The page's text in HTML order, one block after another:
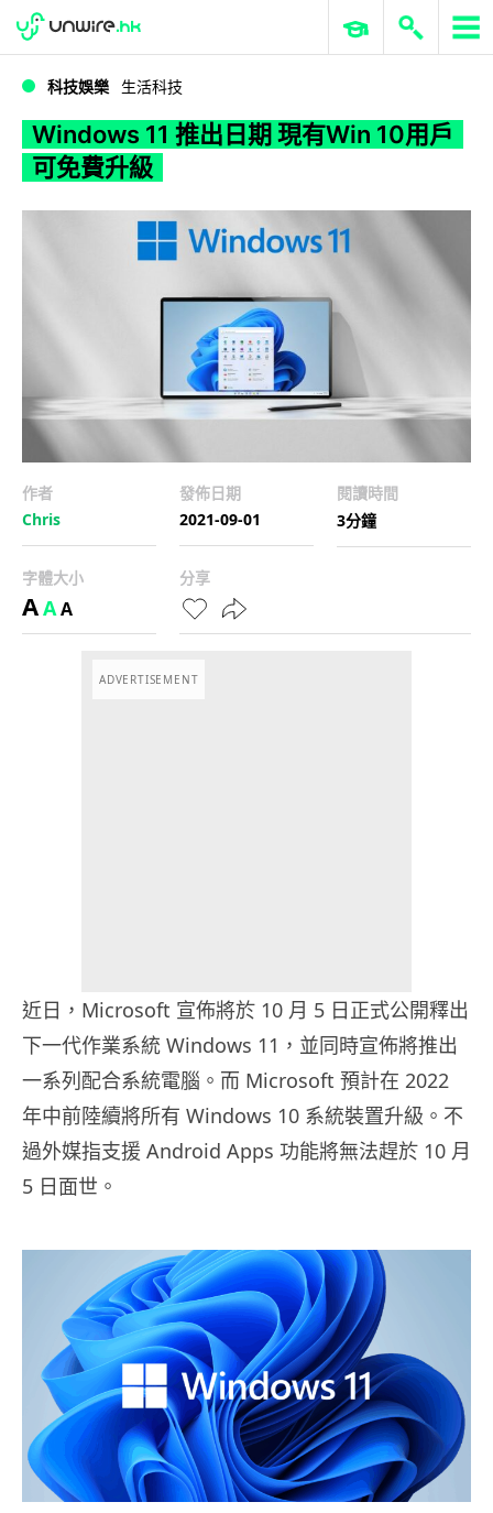
WWDC 2026 ERP 與商業 AI
科技娛樂 生活科技
Windows 11 推出日期 現有Win 10用戶
可免費升級
作者
Chris
發佈日期
2021-09-01
閱讀時間
3分鐘
字體大小
AAA
分享
ADVERTISEMENT
近日，Microsoft 宣佈將於 10 月 5 日正式公開釋出
下一代作業系統 Windows 11，並同時宣佈將推出
一系列配合系統電腦。而 Microsoft 預計在 2022
年中前陸續將所有 Windows 10 系統裝置升級。不
過外媒指支援 Android Apps 功能將無法趕於 10 月
5 日面世。